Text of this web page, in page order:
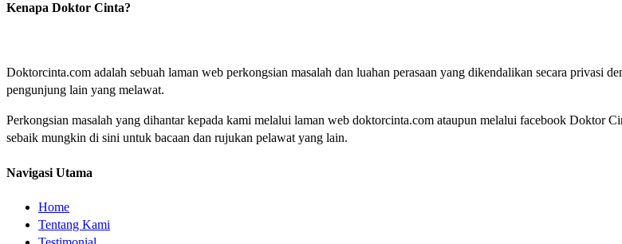
Kenapa Doktor Cinta?
Doktorcinta.com adalah sebuah laman web perkongsian masalah dan luahan perasaan yang dikendalikan secara privasi
pengunjung lain yang melawat.
Perkongsian masalah yang dihantar kepada kami melalui laman web doktorcinta.com ataupun melalui facebook Doktor
sebaik mungkin di sini untuk bacaan dan rujukan pelawat yang lain.
Navigasi Utama
Home
Tentang Kami